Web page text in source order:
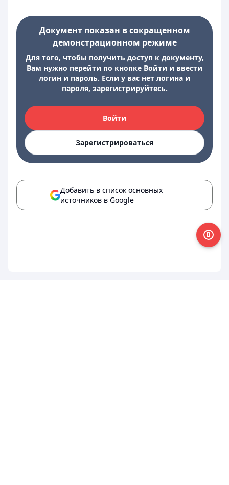
Документ показан в сокращенном
демонстрационном режиме
Для того, чтобы получить доступ к документу,
Вам нужно перейти по кнопке Войти и ввести
логин и пароль. Если у вас нет логина и
пароля, зарегистрируйтесь.
Войти
Зарегистрироваться
Добавить в список основных
источников в Google